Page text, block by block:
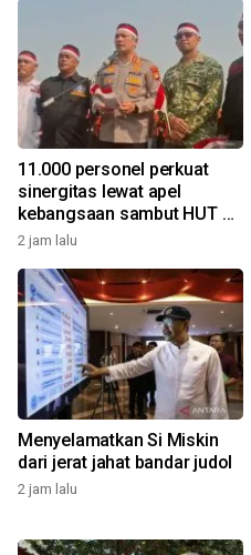
11.000 personel perkuat
sinergitas lewat apel
kebangsaan sambut HUT RI
di kawasan Monas
2 jam lalu
Menyelamatkan Si Miskin
dari jerat jahat bandar judol
2 jam lalu